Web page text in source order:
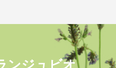
ンジュビオ